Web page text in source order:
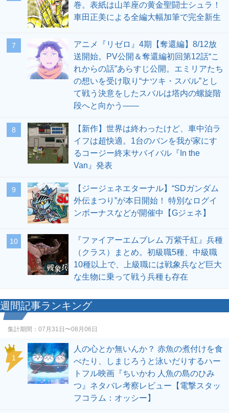
巻。表紙は山羊座の黄金聖闘士シュラ！
車田正美による全編大幅加筆で完全新生
7
アニメ『リゼロ』4期【奪還編】8/12放
送開始。PV公開＆奪還編初回第12話“こ
れからの話”あらすじ公開。エミリアたち
の想いを受け取り“ナツキ・スバル”とし
て戦う決意をしたスバルは塔内の螺旋階
段へと向かう――
8
【新作】世界は終わったけど、車中泊ラ
イフは超快適。1台のバンを我が家にす
るコージー終末サバイバル『In the
Van』発表
9
【ジージェネエターナル】“SDガンダム
外伝まつり”が本日開始！ 特別なログイ
ンボーナスなどが開催中【Gジェネ】
10
『ファイアーエムブレム 万紫千紅』兵種
（クラス）まとめ。初級職5種、中級職
10種以上で、上級職には戦象兵など巨大
な生物に乗って戦う兵種も存在
週間記事ランキング
集計期間： 07月31日〜08月06日
1
人の心とか無いんか？ 赤魚の煮付けを食
べたり、しまじろうと泳いだりするハー
トフル映画『ちいかわ 人魚の島のひみ
つ』ネタバレ考察レビュー【電撃スタッ
フコラム：オッシー】